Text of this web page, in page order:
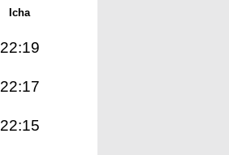
Icha
22:19
22:17
22:15